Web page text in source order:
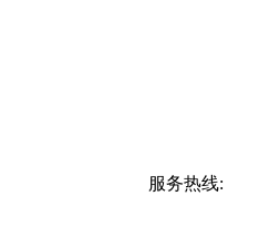
服务热线: